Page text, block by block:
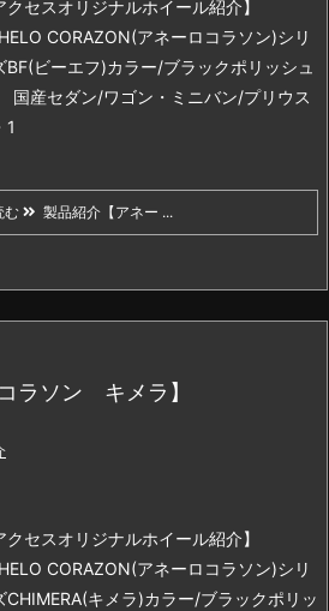
クセスオリジナルホイール紹介】
CORAZON(アネーロコラソン)シリ
BF(ビーエフ)カラー/ブラックポリッシュ
産セダン/ワゴン・ミニバン/プリウス
1
む 製品紹介【アネー ...
ラソン キメラ】
クセスオリジナルホイール紹介】
CORAZON(アネーロコラソン)シリ
CHIMERA(キメラ)カラー/ブラックポリッ